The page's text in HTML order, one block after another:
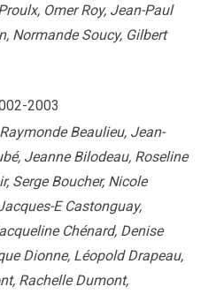
Omer Roy, Jean-Paul
Normande Soucy, Gilbert
Beaulieu, Jean-
Jeanne Bilodeau, Roseline
Serge Boucher, Nicole
E Castonguay,
Chénard, Denise
Dionne, Léopold Drapeau,
Rachelle Dumont,